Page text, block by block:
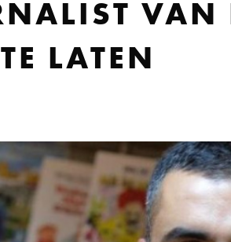
VAN
LATEN